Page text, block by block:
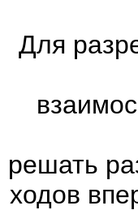
Для
решать
ходов